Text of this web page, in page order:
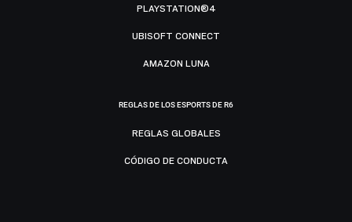
PLAYSTATION®4
UBISOFT CONNECT
AMAZON LUNA
REGLAS DE LOS ESPORTS DE R6
REGLAS GLOBALES
CÓDIGO DE CONDUCTA